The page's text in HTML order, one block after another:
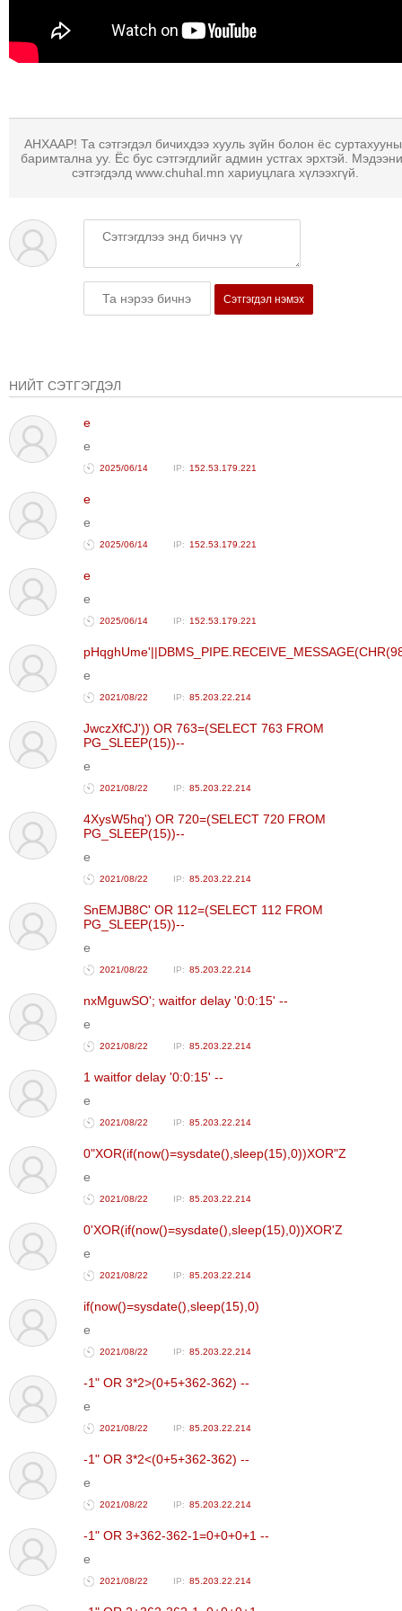
ТЕХНОЛОГИ
ХАВРЫН
ТОЙРОНД
"ОУВС"-
ЭРГЭН
ГРАНАТ
ДЭЛБЭРСЭН
ЭРГЭН
ТОЙРОНД
ТОДОТГОЛЫН
ЭРГЭН
ТОЙРОНД
СОНГУУЛИЙН
ЭРГЭН
29
ДҮГЭЭР
ТОЙРОНД
ЗӨРЧЛИЙН
ТОЙРОНД
ЕРӨНХИЙЛӨГЧИЙН
АНХААР! Та сэтгэгдэл бичихдээ хууль зүйн болон ёс
баримтална уу. Ёс бус сэтгэгдлийг админ устгах эрхтэй.
сэтгэгдэлд www.chuhal.mn хариуцлага хүлээхгүй.
Сэтгэгдэл нэмэх
НИЙТ СЭТГЭГДЭЛ
e
e
2025/06/14 152.53.179.221
e
e
2025/06/14 152.53.179.221
e
e
2025/06/14 152.53.179.221
e
2021/08/22 85.203.22.214
JwczXfCJ')) OR 763=(SELECT 763 FROM
PG_SLEEP(15))--
e
2021/08/22 85.203.22.214
4XysW5hq') OR 720=(SELECT 720 FROM
PG_SLEEP(15))--
e
2021/08/22 85.203.22.214
SnEMJB8C' OR 112=(SELECT 112 FROM
PG_SLEEP(15))--
e
2021/08/22 85.203.22.214
nxMguwSO'; waitfor delay '0:0:15' --
e
2021/08/22 85.203.22.214
1 waitfor delay '0:0:15' --
e
2021/08/22 85.203.22.214
0"XOR(if(now()=sysdate(),sleep(15),0))XOR"Z
e
2021/08/22 85.203.22.214
0'XOR(if(now()=sysdate(),sleep(15),0))XOR'Z
e
2021/08/22 85.203.22.214
if(now()=sysdate(),sleep(15),0)
e
2021/08/22 85.203.22.214
-1" OR 3*2>(0+5+362-362) --
e
2021/08/22 85.203.22.214
-1" OR 3*2<(0+5+362-362) --
e
2021/08/22 85.203.22.214
-1" OR 3+362-362-1=0+0+0+1 --
e
2021/08/22 85.203.22.214